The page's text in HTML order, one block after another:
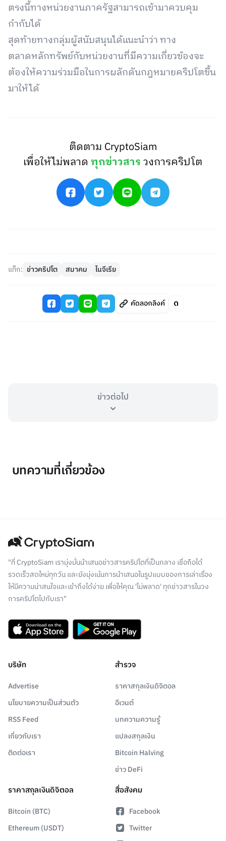
ตรงนี้ทางหน่วยงานภาครัฐสามารถเข้ามาควบคุม
กำกับได้
สุดท้ายทางกลุ่มผู้สนับสนุนได้แนะนำว่า ทาง
ตลาดหลักทรัพย์กับหน่วยงานที่มีความเกี่ยวข้องจะ
ต้องให้ความร่วมมือในการผลักดันกฎหมายคริปโตขึ้น
มาให้ได้
ติดตาม CryptoSiam
เพื่อให้ไม่พลาดทุกข่าวสารวงการคริปโต
แท็ก: ข่าวคริปโต สมาคม ไนจีเรีย
คัดลอกลิงค์
ข่าวต่อไป
บทความที่เกี่ยวข้อง
"ที่ CryptoSiam เรามุ่งมั่นนำเสนอข่าวสารคริปโตที่เป็นกลาง เชื่อถือได้
รวดเร็วสดใหม่ทุกวัน และยังมุ่งเน้นการนำเสนอในรูปแบบของการเล่าเรื่อง
ให้มีความน่าสนใจและเข้าถึงได้ง่าย เพื่อให้คุณ 'ไม่พลาด' ทุกข่าวสารในวง
การคริปโตไปกับเรา"
บริษัท
Advertise
นโยบายความเป็นส่วนตัว
RSS Feed
เกี่ยวกับเรา
ติดต่อเรา
สำรวจ
ราคาสกุลเงินดิจิตอล
อีเวนต์
บทความความรู้
แปลงสกุลเงิน
Bitcoin Halving
ข่าว DeFi
ราคาสกุลเงินดิจิตอล
Bitcoin (BTC)
Ethereum (USDT)
สื่อสังคม
Facebook
Twitter